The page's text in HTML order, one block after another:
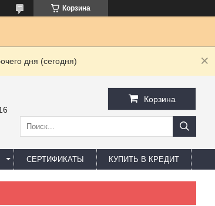
Корзина
дня (сегодня)
Корзина
СЕРТИФИКАТЫ КУПИТЬ В КРЕДИТ